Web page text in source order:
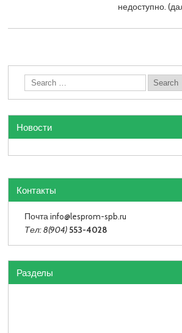
недоступно.
Новости
Контакты
Почта info@lesprom-spb.ru
Тел: 8(904) 553-4028
Разделы